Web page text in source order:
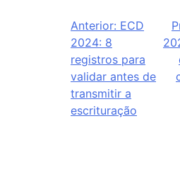
Anterior: ECD
2024: 8
registros para
validar antes de
transmitir a
escrituração